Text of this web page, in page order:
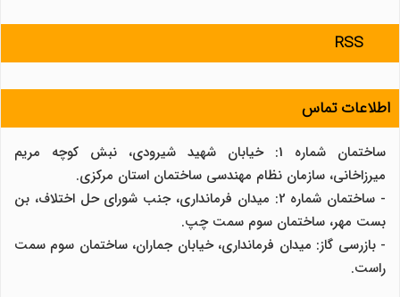
RSS
اطلاعات تماس
ساختمان شماره 1: خیابان شهید شیرودی، نبش کوچه مریم
میرزاخانی، سازمان نظام مهندسی ساختمان استان مرکزی.
- ساختمان شماره 2: میدان فرمانداری، جنب شورای حل اختلاف، بن
بست مهر، ساختمان سوم سمت چپ.
- بازرسی گاز: میدان فرمانداری، خیابان جماران، ساختمان سوم سمت
راست.